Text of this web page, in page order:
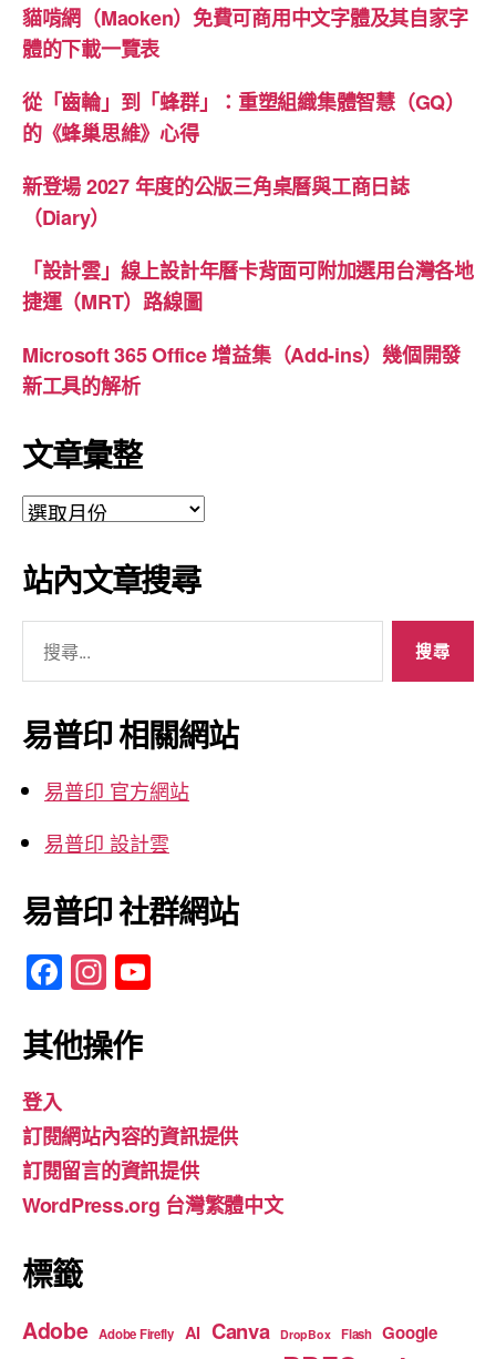
貓啃網（Maoken）免費可商用中文字體及其自家字
體的下載一覽表
從「齒輪」到「蜂群」：重塑組織集體智慧（GQ）
的《蜂巢思維》心得
新登場 2027 年度的公版三角桌曆與工商日誌
（Diary）
「設計雲」線上設計年曆卡背面可附加選用台灣各地
捷運（MRT）路線圖
Microsoft 365 Office 增益集（Add-ins）幾個開發
新工具的解析
文章彙整
文
彙
整
站內文章搜尋
關
鍵
字:
易普印 相關網站
易普印 官方網站
易普印 設計雲
易普印 社群網站
F
a
c
b
o
o
k
In
st
a
gr
a
m
u
b
e
其他操作
登入
訂閱網站內容的資訊提供
訂閱留言的資訊提供
WordPress.org 台灣繁體中文
標籤
Adobe Adobe Firefly AI Canva DropBox Flash Google